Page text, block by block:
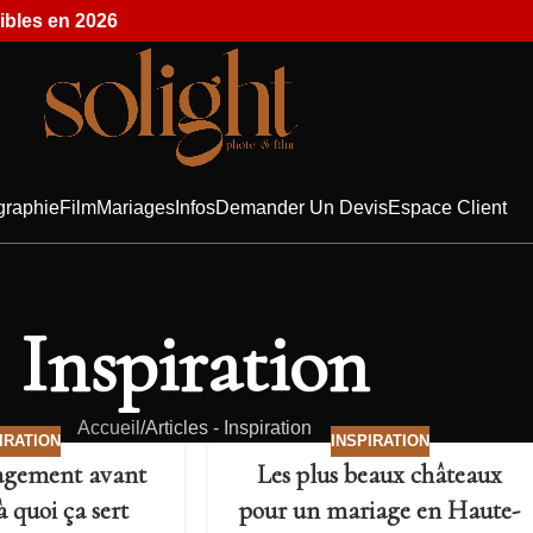
en 2026
FilmMariagesInfosDemander Un DevisEspace Client
Inspiration
Accueil Articles - Inspiration
avant
quoi ça sert
INSPIRATION
Les plus beaux châteaux
pour un mariage en Haute-